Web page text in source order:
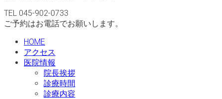
TEL 045-902-0733
ご予約はお電話でお願いします。
HOME
アクセス
医院情報
院長挨拶
診療時間
診療内容